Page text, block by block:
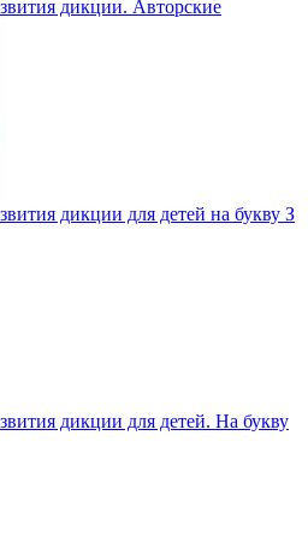
дикции. Авторские
дикции для детей на букву З
дикции для детей. На букву